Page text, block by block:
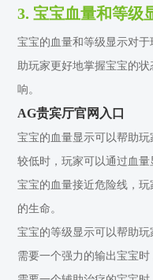
3. 宝宝血量和等级
宝宝的血量和等级显示对
助玩家更好地掌握宝宝的
响。
AG贵宾厅官网入口
宝宝的血量显示可以帮助
较低时，玩家可以通过血
宝宝的血量接近危险线，
的生命。
宝宝的等级显示可以帮助
需要一个强力的输出宝宝